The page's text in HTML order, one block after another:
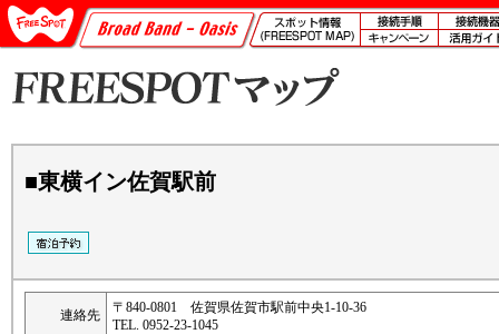
■東横イン佐賀駅前
連絡先
〒840-0801 佐賀県佐賀市駅前中央1-10-36
TEL. 0952-23-1045